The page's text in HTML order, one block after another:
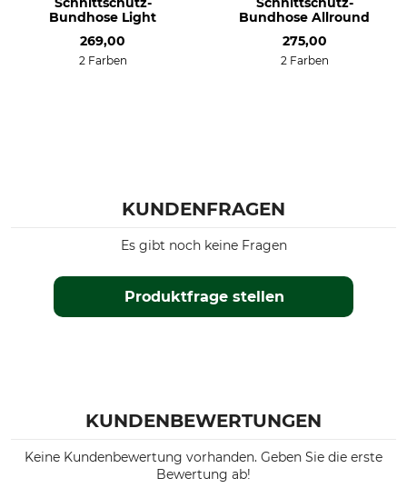
Bundhose Light
269,00
2 Farben
Bundhose Allround
275,00
2 Farben
KUNDENFRAGEN
Produktfrage stellen
Es gibt noch keine Fragen
KUNDENBEWERTUNGEN
Keine Kundenbewertung vorhanden. Geben Sie die erste
Bewertung ab!